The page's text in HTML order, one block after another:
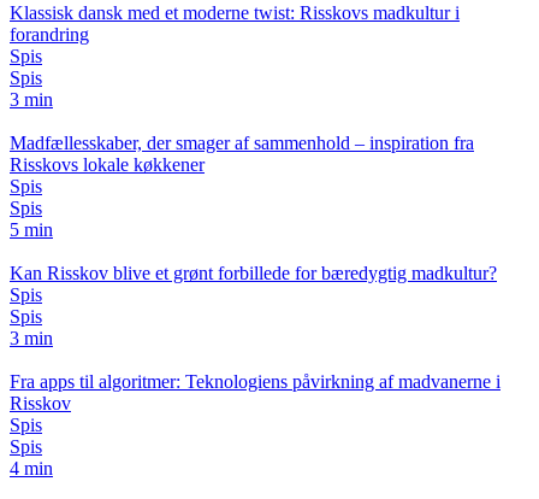
Klassisk dansk med et moderne twist: Risskovs madkultur i
forandring
Spis
Spis
3 min
Madfællesskaber, der smager af sammenhold – inspiration fra
Risskovs lokale køkkener
Spis
Spis
5 min
Kan Risskov blive et grønt forbillede for bæredygtig madkultur?
Spis
Spis
3 min
Fra apps til algoritmer: Teknologiens påvirkning af madvanerne i
Risskov
Spis
Spis
4 min